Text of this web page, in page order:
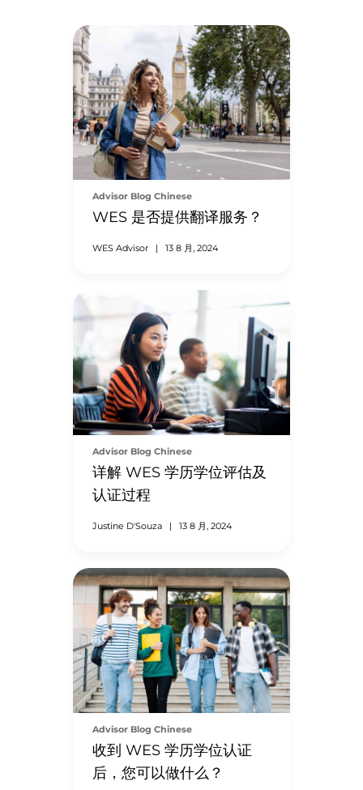
Advisor Blog Chinese
WES 是否提供翻译服务？
WES Advisor | 13 8 月, 2024
Advisor Blog Chinese
详解 WES 学历学位评估及
认证过程
Justine D'Souza | 13 8 月, 2024
Advisor Blog Chinese
收到 WES 学历学位认证
后，您可以做什么？